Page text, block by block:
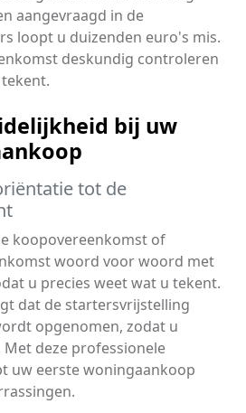
aangevraagd in de
loopt u duizenden euro's mis.
deskundig controleren
bij uw
tot de
koopovereenkomst of
woord voor woord met
u precies weet wat u tekent.
dat de startersvrijstelling
opgenomen, zodat u
deze professionele
uw eerste woningaankoop